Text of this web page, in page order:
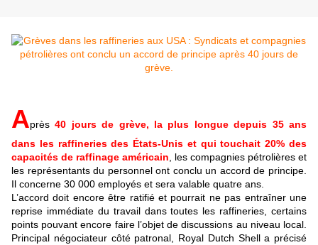
Après40 jours de grève, la plus longue depuis 35 ans
dans les raffineries des États-Unis et qui touchait 20% des
capacités de raffinage américain , les compagnies pétrolières et
les représentants du personnel ont conclu un accord de principe.
Il concerne 30 000 employés et sera valable quatre ans.
L’accord doit encore être ratifié et pourrait ne pas entraîner une
reprise immédiate du travail dans toutes les raffineries, certains
points pouvant encore faire l’objet de discussions au niveau local.
Principal négociateur côté patronal, Royal Dutch Shell a précisé